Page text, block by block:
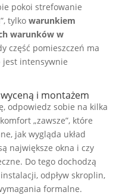
pokoi strefowanie
tylko warunkiem
warunków w
część pomieszczeń ma
jest intensywnie
i montażem
odpowiedz sobie na kilka
„zawsze”, które
jak wygląda układ
największe okna i czy
Do tego dochodzą
odpływ skroplin,
formalne.